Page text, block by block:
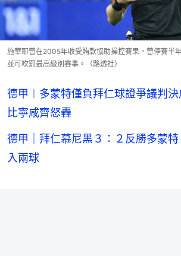
施華耶曾在2005年收受賄款協助操控賽果，曾停賽半
並可吹罰最高級別賽事。（路透社）
德甲︱多蒙特僅負拜仁球證爭議判
比寧咸齊怒轟
德甲｜拜仁慕尼黑３：２反勝多蒙
入兩球